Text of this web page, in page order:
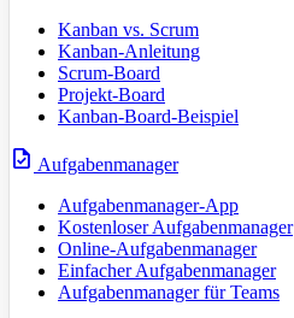
Kanban vs. Scrum
Kanban-Anleitung
Scrum-Board
Projekt-Board
Kanban-Board-Beispiel
task Aufgabenmanager
Aufgabenmanager-App
Kostenloser Aufgabenmanager
Online-Aufgabenmanager
Einfacher Aufgabenmanager
Aufgabenmanager für Teams